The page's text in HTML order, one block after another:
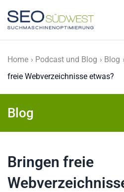
Skip to main content
Home Podcast und Blog Blog
freie Webverzeichnisse etwas?
Blog
Bringen freie